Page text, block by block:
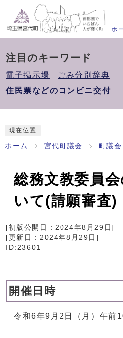
ホ
注目のキーワード
電子掲示場
ごみ分別辞典
住民票などのコンビニ交付
現在位置
ホーム 宮代町議会 町議
総務文教委員
いて(請願審査)
[初版公開日：2024年8月29日]
[更新日： 2024年8月29日 ]
ID:23601
開催日時
令和6年9月2日（月）午前